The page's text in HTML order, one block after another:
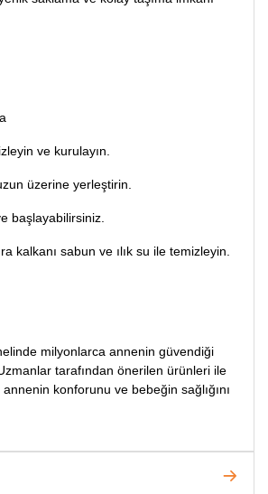
ve kurulayın.
üzerine yerleştirin.
başlayabilirsiniz.
kalkanı sabun ve ılık su ile temizleyin.
milyonlarca annenin güvendiği
tarafından önerilen ürünleri ile
konforunu ve bebeğin sağlığını